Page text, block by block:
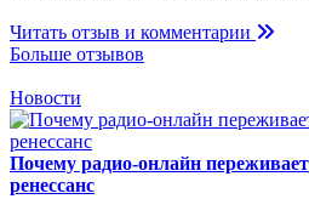
Читать отзыв и комментарии
Больше отзывов
Новости
Почему радио-онлайн переживает
ренессанс